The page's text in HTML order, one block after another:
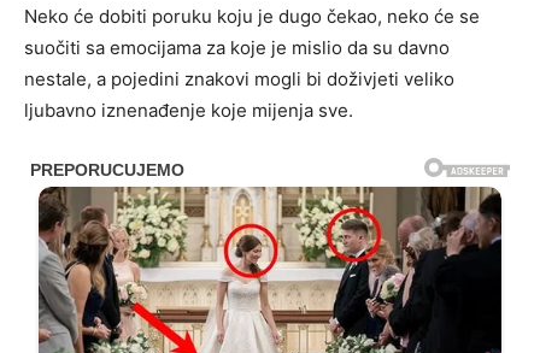
Neko će dobiti poruku koju je dugo čekao, neko će se
suočiti sa emocijama za koje je mislio da su davno
nestale, a pojedini znakovi mogli bi doživjeti veliko
ljubavno iznenađenje koje mijenja sve.